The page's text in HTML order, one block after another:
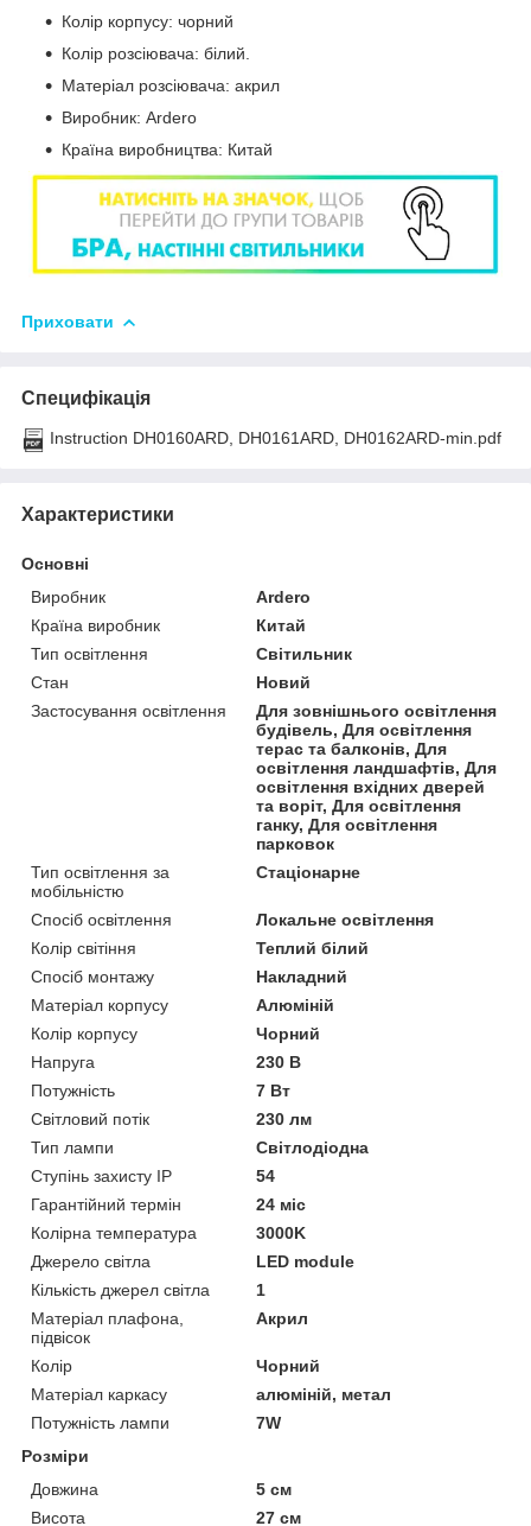
Колір корпусу: чорний
Колір розсіювача: білий.
Матеріал розсіювача: акрил
Виробник: Ardero
Країна виробництва: Китай
Приховати
Специфікація
Instruction DH0160ARD, DH0161ARD, DH0162ARD-min.pdf
Характеристики
Основні
Виробник
Ardero
Країна виробник
Китай
Тип освітлення
Світильник
Стан
Новий
Застосування освітлення
Для зовнішнього освітлення
будівель, Для освітлення
терас та балконів, Для
освітлення ландшафтів, Для
освітлення вхідних дверей
та воріт, Для освітлення
ганку, Для освітлення
парковок
Тип освітлення за
мобільністю
Стаціонарне
Спосіб освітлення
Локальне освітлення
Колір світіння
Теплий білий
Спосіб монтажу
Накладний
Матеріал корпусу
Алюміній
Колір корпусу
Чорний
Напруга
230 В
Потужність
7 Вт
Світловий потік
230 лм
Тип лампи
Світлодіодна
Ступінь захисту IP
54
Гарантійний термін
24 міс
Колірна температура
3000K
Джерело світла
LED module
Кількість джерел світла
1
Матеріал плафона,
підвісок
Акрил
Колір
Чорний
Матеріал каркасу
алюміній, метал
Потужність лампи
7W
Розміри
Довжина
5 см
Висота
27 см